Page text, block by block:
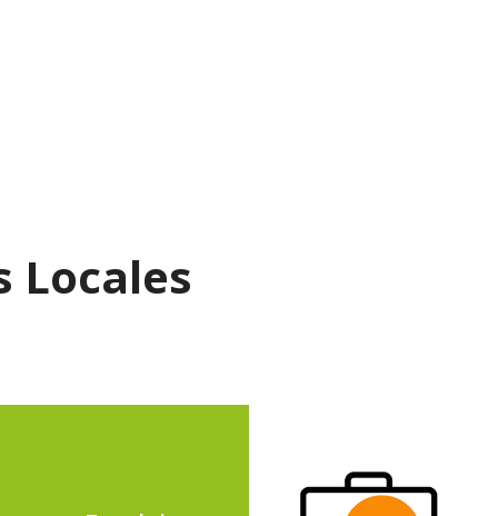
Locales